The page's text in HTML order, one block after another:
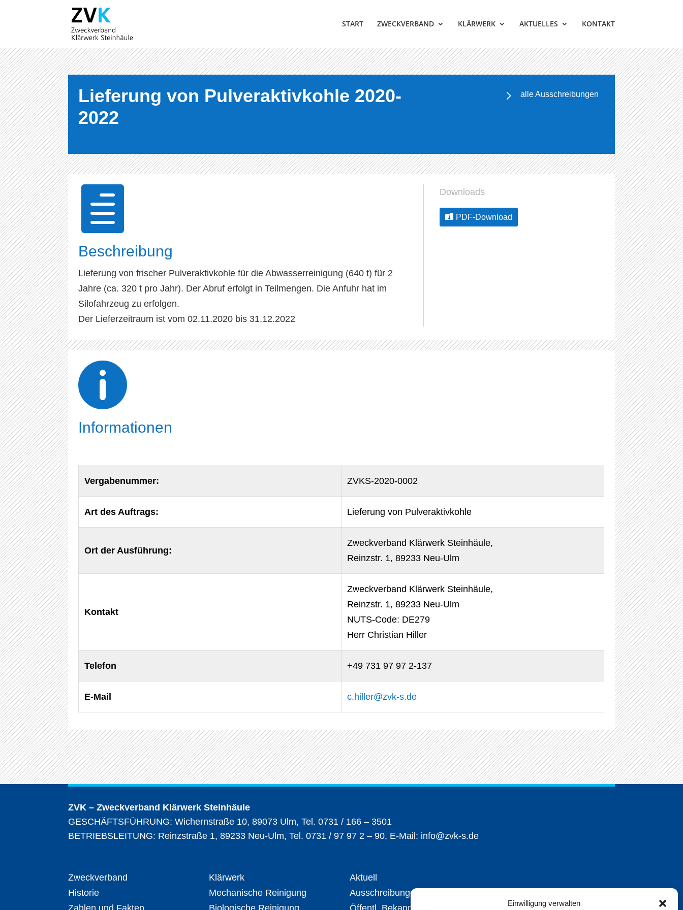
Einwilligung verwalten
START ZWECKVERBAND KLÄRWERK AKTUELLES KONTAKT
Lieferung von Pulveraktivkohle 2020-
2022
alle Ausschreibungen

Beschreibung
Lieferung von frischer Pulveraktivkohle für die Abwasserreinigung (640 t) für 2
Jahre (ca. 320 t pro Jahr). Der Abruf erfolgt in Teilmengen. Die Anfuhr hat im
Silofahrzeug zu erfolgen.
Der Lieferzeitraum ist vom 02.11.2020 bis 31.12.2022
Downloads
PDF-Download

Informationen
Vergabenummer: ZVKS-2020-0002
Art des Auftrags: Lieferung von Pulveraktivkohle
Ort der Ausführung:
Zweckverband Klärwerk Steinhäule,
Reinzstr. 1, 89233 Neu-Ulm
Kontakt
Zweckverband Klärwerk Steinhäule,
Reinzstr. 1, 89233 Neu-Ulm
NUTS-Code: DE279
Herr Christian Hiller
Telefon +49 731 97 97 2-137
E-Mail c.hiller@zvk-s.de
ZVK – Zweckverband Klärwerk Steinhäule
GESCHÄFTSFÜHRUNG: Wichernstraße 10, 89073 Ulm, Tel. 0731 / 166 – 3501
BETRIEBSLEITUNG: Reinzstraße 1, 89233 Neu-Ulm, Tel. 0731 / 97 97 2 – 90, E-Mail: info@zvk-s.de
Zweckverband
Historie
Klärwerk
Mechanische Reinigung
Aktuell
Ausschreibungen